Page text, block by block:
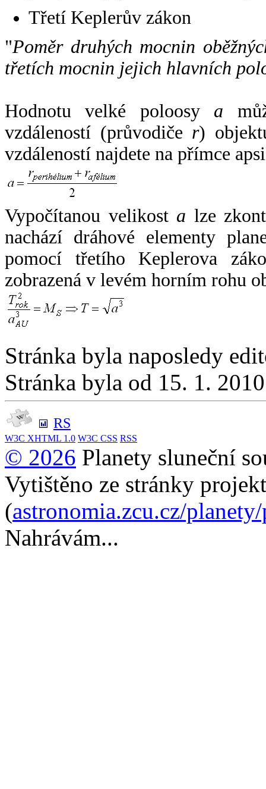
Třetí Keplerův zákon
"Poměr druhých mocnin
třetích mocnin jejich hlavních
Hodnotu velké poloosy a
vzdáleností (průvodiče r)
vzdáleností najdete na přímce
Vypočítanou velikost a lze
nachází dráhové elementy
pomocí třetího Keplerova
zobrazená v levém horním rohu
Stránka byla naposledy
Stránka byla od 15. 1.
RS
W3C XHTML 1.0 W3C CSS RSS
© 2026 Planety sluneční
Vytištěno ze stránky
(astronomia.zcu.cz/
Nahrávám...